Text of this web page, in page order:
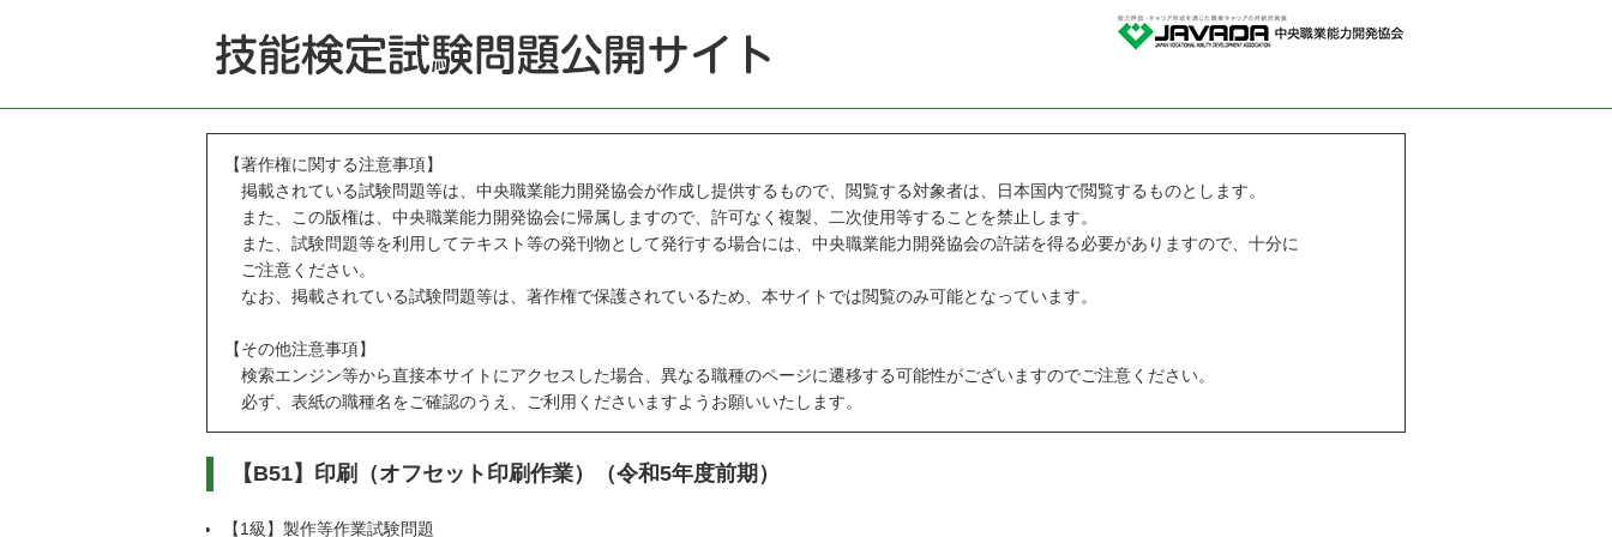
【著作権に関する注意事項】
掲載されている試験問題等は、中央職業能力開発協会が作成し提供するもので、閲覧する対象者は、日本国内で閲覧するものとします。
また、この版権は、中央職業能力開発協会に帰属しますので、許可なく複製、二次使用等することを禁止します。
また、試験問題等を利用してテキスト等の発刊物として発行する場合には、中央職業能力開発協会の許諾を得る必要がありますので、十分に
ご注意ください。
なお、掲載されている試験問題等は、著作権で保護されているため、本サイトでは閲覧のみ可能となっています。
【その他注意事項】
検索エンジン等から直接本サイトにアクセスした場合、異なる職種のページに遷移する可能性がございますのでご注意ください。
必ず、表紙の職種名をご確認のうえ、ご利用くださいますようお願いいたします。
【B51】印刷（オフセット印刷作業）（令和5年度前期）
【1級】製作等作業試験問題